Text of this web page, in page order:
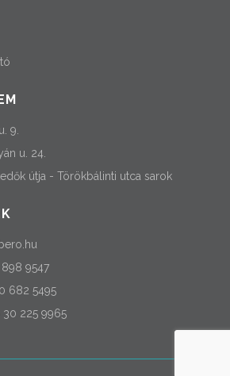
9.
u. 24.
útja - Törökbálinti utca sarok
9547
682 5495
30 225 9965